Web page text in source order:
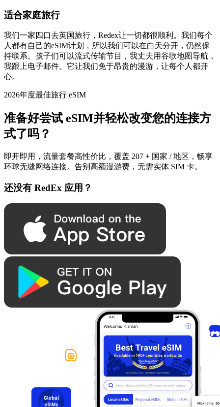
适合家庭旅行
我们一家四口去英国旅行，Redex让一切都很顺利。我们每个
人都有自己的eSIM计划，所以我们可以在白天分开，仍然保
持联系。孩子们可以流式传输节目，我丈夫用谷歌地图导航，
我跟上电子邮件。它让我们免于昂贵的漫游，让每个人都开
心。
2026年度最佳旅行 eSIM
准备好尝试 eSIM并轻松改变您的连接方
式了吗？
即开即用，流量套餐高性价比，覆盖 207 + 国家 / 地区，畅享
环球无缝网络连接。告别高额漫游费，无需实体 SIM 卡。
还没有 RedEx 应用？